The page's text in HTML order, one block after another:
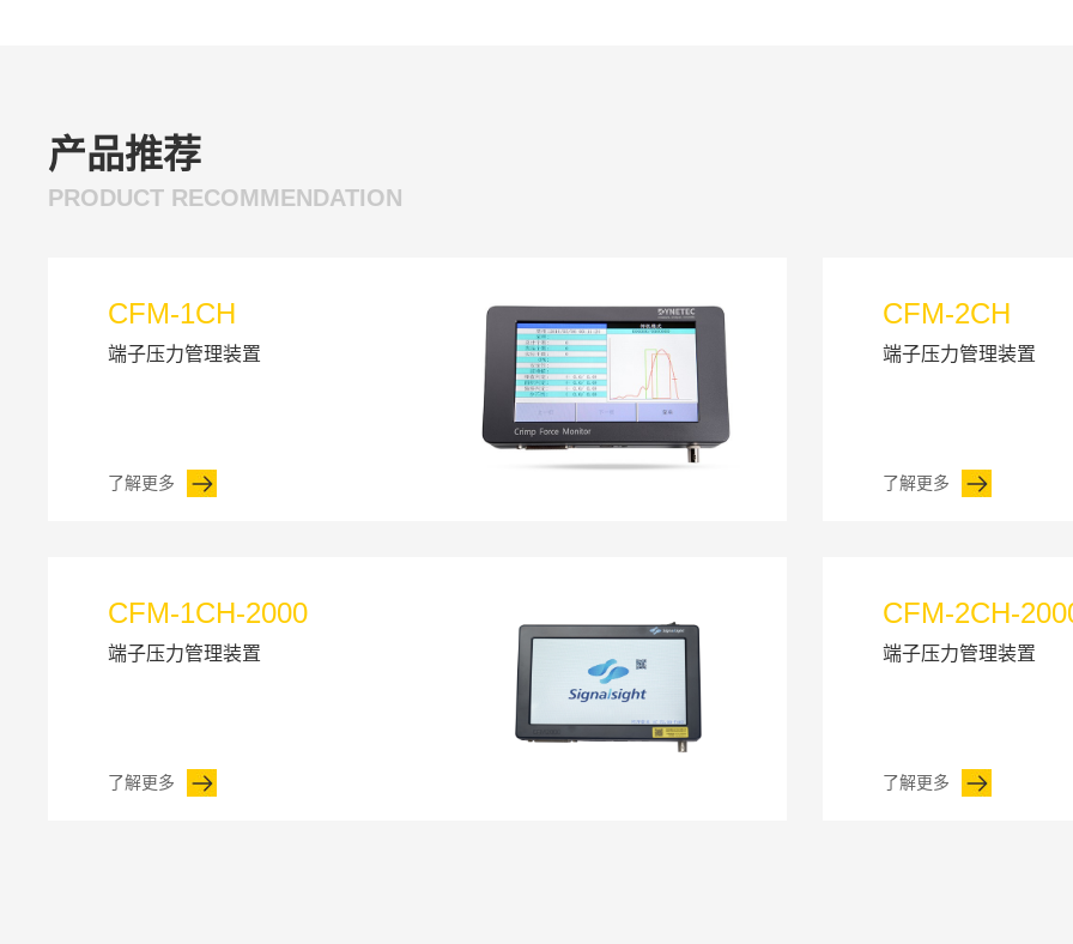
产品推荐
PRODUCT RECOMMENDATION
CFM-1CH
端子压力管理装置
了解更多
CFM-2CH
端子压力管理装置
了解更多
CFM-1CH-2000
端子压力管理装置
了解更多
CFM-2CH-
端子压力管理装置
了解更多